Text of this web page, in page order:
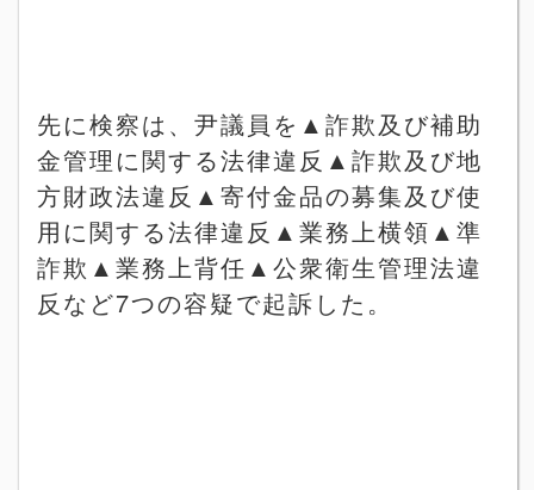
先に検察は、尹議員を ▲ 詐欺及び補助
金管理に関する法律違反 ▲ 詐欺及び地
方財政法違反 ▲ 寄付金品の募集及び使
用に関する法律違反 ▲ 業務上横領 ▲ 準
詐欺 ▲ 業務上背任 ▲ 公衆衛生管理法違
反など7つの容疑で起訴した。